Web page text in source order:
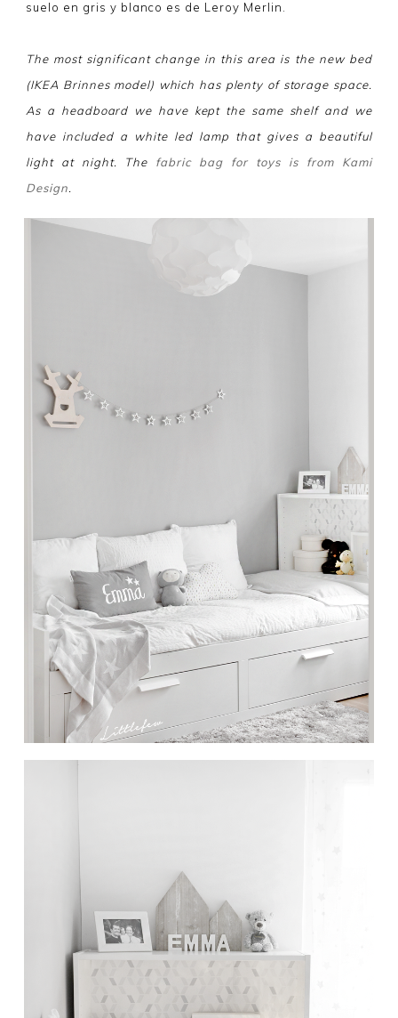
suelo en gris y blanco es de Leroy Merlin.
The most significant change in this area is the new bed
(IKEA Brinnes model) which has plenty of storage space.
As a headboard we have kept the same shelf and we
have included a white led lamp that gives a beautiful
light at night. The fabric bag for toys is from Kami
Design.